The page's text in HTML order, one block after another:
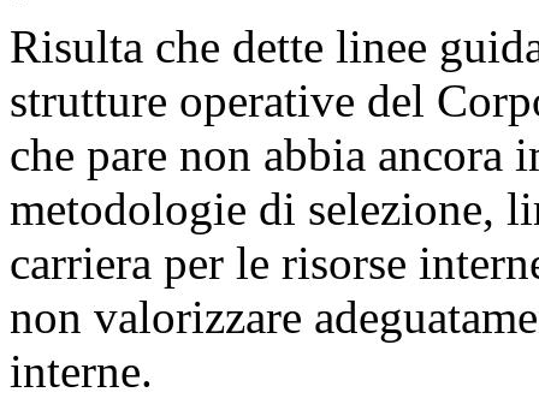
Risulta che dette linee
strutture operative del
che pare non abbia ancora
metodologie di selezione,
carriera per le risorse
non valorizzare
interne.